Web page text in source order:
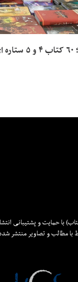
با حمایت و پشتیبانی
مطالب و تصاویر منتشر